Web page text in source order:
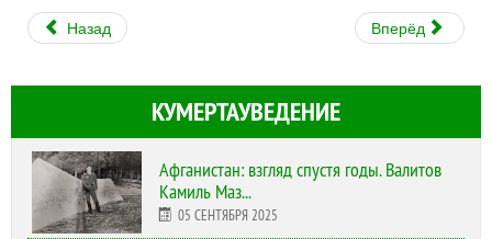
Назад Вперёд
КУМЕРТАУВЕДЕНИЕ
Афганистан: взгляд спустя годы. Валитов
Камиль Маз...
05 СЕНТЯБРЯ 2025